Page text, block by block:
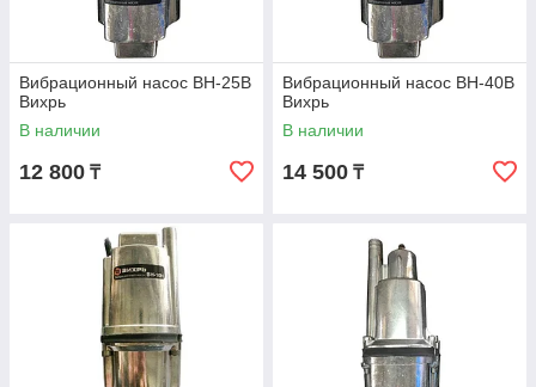
Вибрационный насос ВН-25В
Вихрь
В наличии
12 800 ₸
Вибрационный насос ВН-40В
Вихрь
В наличии
14 500 ₸